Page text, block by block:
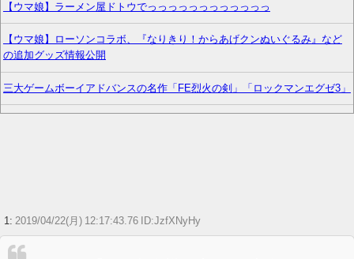
【ウマ娘】ラーメン屋ドトウでっっっっっっっっっっっっ
【ウマ娘】ローソンコラボ、『なりきり！からあげクンぬいぐるみ』など
の追加グッズ情報公開
三大ゲームボーイアドバンスの名作「FE烈火の剣」「ロックマンエグゼ3」
【FF14】☆24フル装備高揚侍さん、クレセントアイル北征編CEをたった20
秒で討伐してしまう【動画】
1: 2019/04/22(月) 12:17:43.76 ID:JzfXNyHy